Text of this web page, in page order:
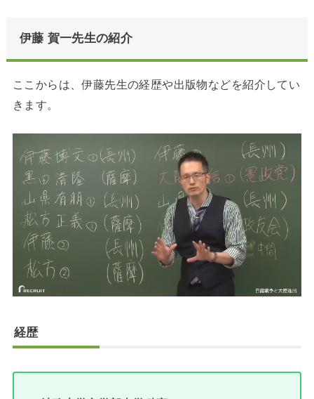
伊藤 賀一先生の紹介
ここからは、伊藤先生の経歴や出版物などを紹介してい
きます。
経歴